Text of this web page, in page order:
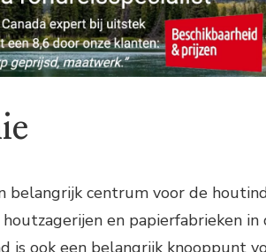
belangrijk centrum voor de
en papierfabrieken in